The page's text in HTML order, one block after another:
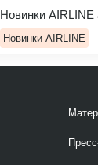
Новинки AIRLINE
Новинки AIRLINE